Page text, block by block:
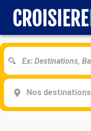
Nos destinations